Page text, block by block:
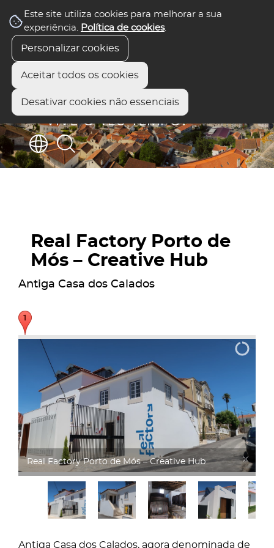
Este site utiliza cookies para melhorar a sua
experiência. Política de cookies.
Personalizar cookies
Aceitar todos os cookies
Desativar cookies não essenciais
Real Factory Porto de
Mós – Creative Hub
Antiga Casa dos Calados
Real Factory
Antiga Casa dos Calados, agora denominada de